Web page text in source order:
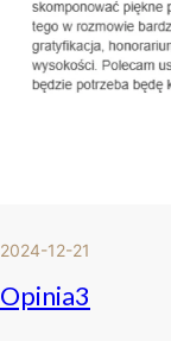
2024-12-21
Opinia3